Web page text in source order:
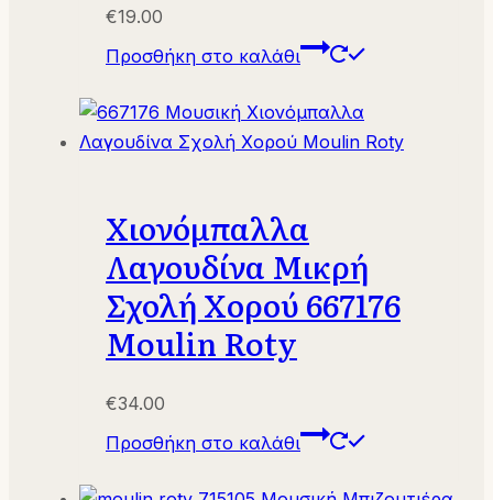
€19.00
Προσθήκη στο καλάθι
Χιονόμπαλλα
Λαγουδίνα Μικρή
Σχολή Χορού 667176
Moulin Roty
€34.00
Προσθήκη στο καλάθι